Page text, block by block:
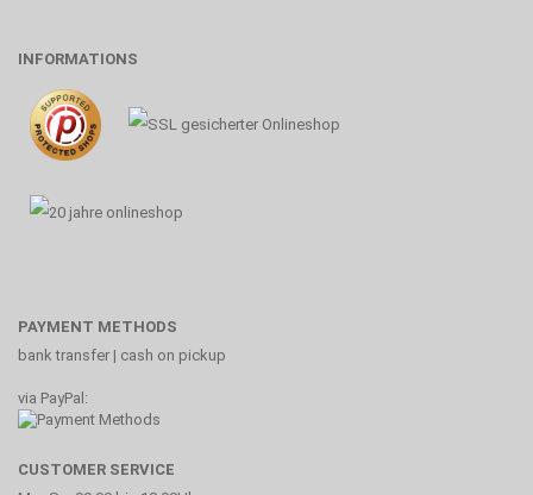
INFORMATIONS
PAYMENT METHODS
bank transfer | cash on pickup
via PayPal:
CUSTOMER SERVICE